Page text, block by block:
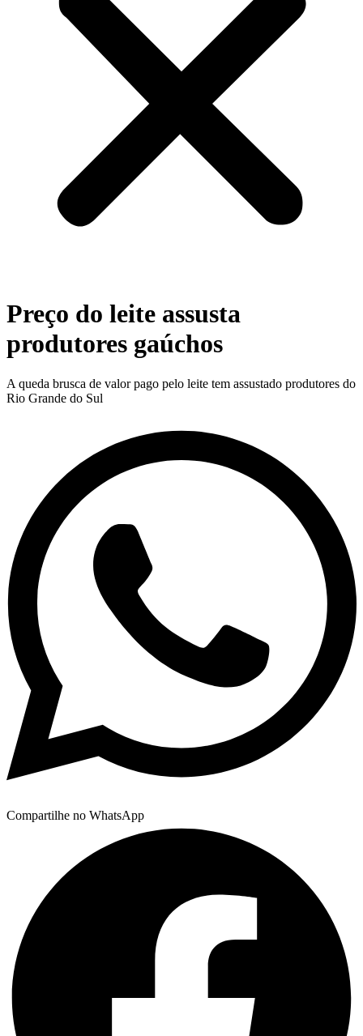
Preço do leite assusta
produtores gaúchos
A queda brusca de valor pago pelo leite tem assustado produtores do
Rio Grande do Sul
Compartilhe no WhatsApp